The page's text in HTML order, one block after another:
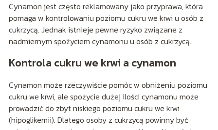
Cynamon jest często reklamowany jako przyprawa, która
pomaga w kontrolowaniu poziomu cukru we krwi u osób z
cukrzycą. Jednak istnieje pewne ryzyko związane z
nadmiernym spożyciem cynamonu u osób z cukrzycą.
Kontrola cukru we krwi a cynamon
Cynamon może rzeczywiście pomóc w obniżeniu poziomu
cukru we krwi, ale spożycie dużej ilości cynamonu może
prowadzić do zbyt niskiego poziomu cukru we krwi
(hipoglikemii). Dlatego osoby z cukrzycą powinny być